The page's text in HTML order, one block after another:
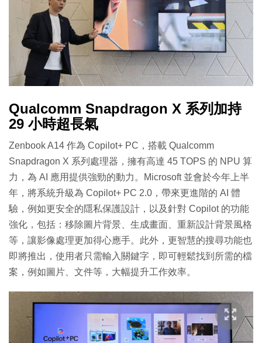
Qualcomm Snapdragon X 系列加持
29 小時超長氣
Zenbook A14 作為 Copilot+ PC，搭載 Qualcomm
Snapdragon X 系列處理器，擁有高達 45 TOPS 的 NPU 算
力，為 AI 應用提供強勁的動力。Microsoft 並會於今年上半
年，將系統升級為 Copilot+ PC 2.0，帶來更進階的 AI 體
驗，例如更安全的隱私保護設計，以及針對 Copilot 的功能
強化，包括：移除圖片背景、生成畫面、重新設計背景風格
等，讓影像處理更加得心應手。此外，更智慧的搜尋功能也
即將推出，使用者只需輸入關鍵字，即可輕鬆找到所需的檔
案，例如圖片、文件等，大幅提升工作效率。